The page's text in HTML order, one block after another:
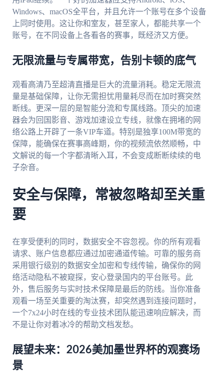
Windows、macOS全平台，并且允许一个账号在多个设备
上同时使用。这让你和室友，甚至家人，都能共享一个
账号，在不同设备上各看各的赛事，既经济又方便。
无限流量与专属带宽，告别卡顿的底气
观看高清乃至超清直播是巨大的流量消耗。稳定无限流
量是基础保障，让你无需担忧用量耗尽而在加时赛突然
断线。更深一层的是智能分流和专属线路。顶尖的加速
器会为回国影音、游戏加速设立专线，就像在拥堵的网
络公路上开辟了一条VIP车道。特别是独享100M带宽的
保障，能确保在赛事高峰期，你的视频流依然顺畅，中
文解说的每一个字都清晰入耳，不会变成断断续续的电
子杂音。
安全与保障，常被忽略却至关重
要
在享受便利的同时，数据安全不容忽视。你的所有观看
请求、账户信息都应通过加密通道传输。可靠的服务商
采用银行级别的数据安全加密和专线传输，确保你的网
络活动隐私不被窥探，安心登录国内的平台账号。此
外，售后服务与实时技术保障是最后的防线。当你准备
观看一场至关重要的淘汰赛，却突然遇到连接问题时，
一个7x24小时在线的专业技术团队能迅速响应解决，而
不是让你对着冰冷的帮助文档发愁。
展望未来：2026美加墨世界杯的观赛场
景